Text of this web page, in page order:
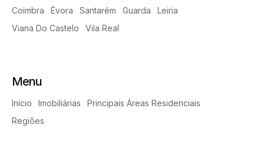
Coimbra
Évora Santarém Guarda
Leiria
Viana Do Castelo
Vila Real
Menu
Início Imobiliárias
Principais Áreas Residenciais
Regiões